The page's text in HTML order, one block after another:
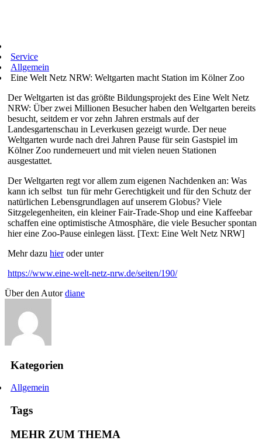
Service
Allgemein
Eine Welt Netz NRW: Weltgarten macht Station im Kölner Zoo
Der Weltgarten ist das größte Bildungsprojekt des Eine Welt Netz
NRW: Über zwei Millionen Besucher haben den Weltgarten bereits
besucht, seitdem er vor zehn Jahren erstmals auf der
Landesgartenschau in Leverkusen gezeigt wurde. Der neue
Weltgarten wurde nach drei Jahren Pause für sein Gastspiel im
Kölner Zoo runderneuert und mit vielen neuen Stationen
ausgestattet.
Der Weltgarten regt vor allem zum eigenen Nachdenken an: Was
kann ich selbst tun für mehr Gerechtigkeit und für den Schutz der
natürlichen Lebensgrundlagen auf unserem Globus? Viele
Sitzgelegenheiten, ein kleiner Fair-Trade-Shop und eine Kaffeebar
schaffen eine optimistische Atmosphäre, die viele Besucher spontan
hier eine Zoo-Pause einlegen lässt. [Text: Eine Welt Netz NRW]
Mehr dazu hieroder unter
https://www.eine-welt-netz-nrw.de/seiten/190/
Über den Autordiane
Kategorien
Allgemein
Tags
MEHR ZUM THEMA